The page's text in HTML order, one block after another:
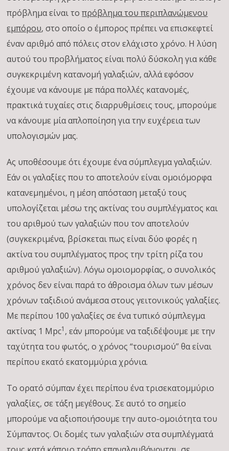
πρόβλημα είναι τοπρόβλημα του περιπλανώμενου
εμπόρου, στο οποίο ο έμπορος πρέπει να επισκεφτεί
έναν αριθμό από πόλεις στον ελάχιστο χρόνο. Η λύση
αυτού του προβλήματος είναι πολύ δύσκολη για κάθε
συγκεκριμένη κατανομή γαλαξιών, αλλά εφόσον
έχουμε να κάνουμε με πάρα πολλές κατανομές,
πρακτικά τυχαίες στις διαρρυθμίσεις τους, μπορούμε
να κάνουμε μία απλοποίηση για την ευχέρεια των
υπολογισμών μας.
Ας υποθέσουμε ότι έχουμε ένα σύμπλεγμα γαλαξιών.
Εάν οι γαλαξίες που το αποτελούν είναι ομοιόμορφα
κατανεμημένοι, η μέση απόσταση μεταξύ τους
υπολογίζεται μέσω της ακτίνας του συμπλέγματος και
του αριθμού των γαλαξιών που τον αποτελούν
(συγκεκριμένα, βρίσκεται πως είναι δύο φορές η
ακτίνα του συμπλέγματος προς την τρίτη ρίζα του
αριθμού γαλαξιών). Λόγω ομοιομορφίας, ο συνολικός
χρόνος δεν είναι παρά το άθροισμα όλων των μέσων
χρόνων ταξιδιού ανάμεσα στους γειτονικούς γαλαξίες.
Με περίπου 100 γαλαξίες σε ένα τυπικό σύμπλεγμα
ακτίνας 1 Mpc1 , εάν μπορούμε να ταξιδέψουμε με την
ταχύτητα του φωτός, ο χρόνος “τουρισμού” θα είναι
περίπου εκατό εκατομμύρια χρόνια.
Το ορατό σύμπαν έχει περίπου ένα τρισεκατομμύριο
γαλαξίες, σε τάξη μεγέθους. Σε αυτό το σημείο
μπορούμε να αξιοποιήσουμε την αυτο-ομοιότητα του
Σύμπαντος. Οι δομές των γαλαξιών στα συμπλέγματά